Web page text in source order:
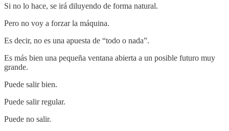
Si no lo hace, se irá diluyendo de forma natural.
Pero no voy a forzar la máquina.
Es decir, no es una apuesta de “todo o nada”.
Es más bien una pequeña ventana abierta a un posible futuro muy
grande.
Puede salir bien.
Puede salir regular.
Puede no salir.